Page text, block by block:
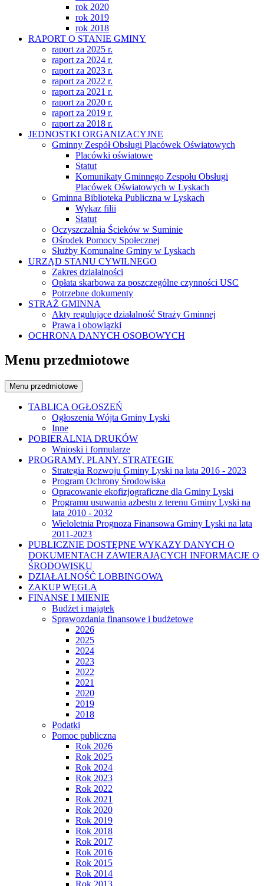
rok 2020
rok 2019
rok 2018
RAPORT O STANIE GMINY
raport za 2025 r.
raport za 2024 r.
raport za 2023 r.
raport za 2022 r.
raport za 2021 r.
raport za 2020 r.
raport za 2019 r.
raport za 2018 r.
JEDNOSTKI ORGANIZACYJNE
Gminny Zespół Obsługi Placówek Oświatowych
Placówki oświatowe
Statut
Komunikaty Gminnego Zespołu Obsługi
Placówek Oświatowych w Lyskach
Gminna Biblioteka Publiczna w Lyskach
Wykaz filii
Statut
Oczyszczalnia Ścieków w Suminie
Ośrodek Pomocy Społecznej
Służby Komunalne Gminy w Lyskach
URZĄD STANU CYWILNEGO
Zakres działalności
Opłata skarbowa za poszczególne czynności USC
Potrzebne dokumenty
STRAŻ GMINNA
Akty regulujące działalność Straży Gminnej
Prawa i obowiązki
OCHRONA DANYCH OSOBOWYCH
Menu przedmiotowe
Menu przedmiotowe
TABLICA OGŁOSZEŃ
Ogłoszenia Wójta Gminy Lyski
Inne
POBIERALNIA DRUKÓW
Wnioski i formularze
PROGRAMY, PLANY, STRATEGIE
Strategia Rozwoju Gminy Lyski na lata 2016 - 2023
Program Ochrony Środowiska
Opracowanie ekofizjograficzne dla Gminy Lyski
Programu usuwania azbestu z terenu Gminy Lyski na
lata 2010 - 2032
Wieloletnia Prognoza Finansowa Gminy Lyski na lata
2011-2023
PUBLICZNIE DOSTĘPNE WYKAZY DANYCH O
DOKUMENTACH ZAWIERAJĄCYCH INFORMACJE O
ŚRODOWISKU
DZIAŁALNOŚĆ LOBBINGOWA
ZAKUP WĘGLA
FINANSE I MIENIE
Budżet i majątek
Sprawozdania finansowe i budżetowe
2026
2025
2024
2023
2022
2021
2020
2019
2018
Podatki
Pomoc publiczna
Rok 2026
Rok 2025
Rok 2024
Rok 2023
Rok 2022
Rok 2021
Rok 2020
Rok 2019
Rok 2018
Rok 2017
Rok 2016
Rok 2015
Rok 2014